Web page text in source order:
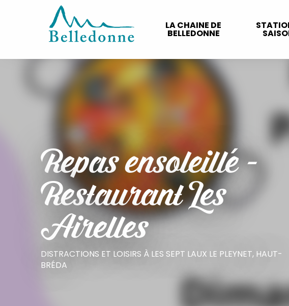
LA CHAINE DE
BELLEDONNE
Repas ensoleillé -
Restaurant Les
Airelles
DISTRACTIONS ET LOISIRS À LES SEPT LAUX LE PLEYNET, HAUT-
BRÉDA